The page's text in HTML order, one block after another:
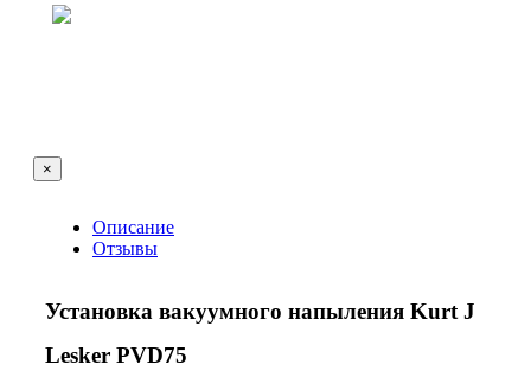
×
Описание
Отзывы
Установка вакуумного напыления Kurt J
Lesker PVD75